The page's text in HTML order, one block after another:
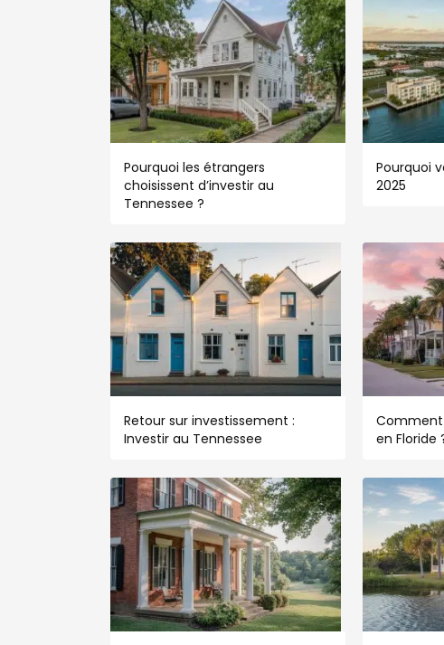
Pourquoi les étrangers
choisissent d’investir au
Tennessee ?
Pourquoi
2025
Retour sur investissement :
Investir au Tennessee
en Floride